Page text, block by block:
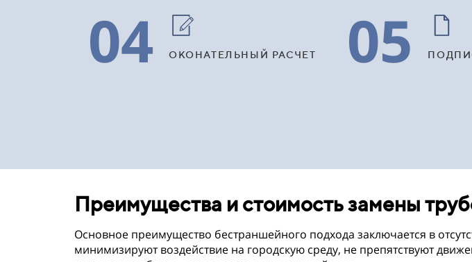
04 ОКОНАТЕЛЬНЫЙ РАСЧЕТ 05
Преимущества и стоимость замены
Основное преимущество бестраншейного подхода заключается в
минимизируют воздействие на городскую среду, не препятствуют